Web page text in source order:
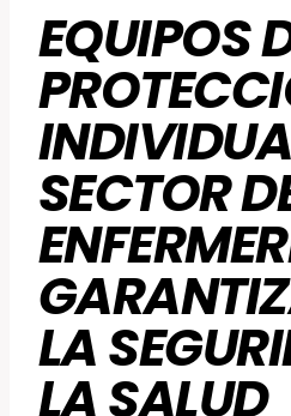
EQUIPOS
SECTOR
LA
LA SALUD